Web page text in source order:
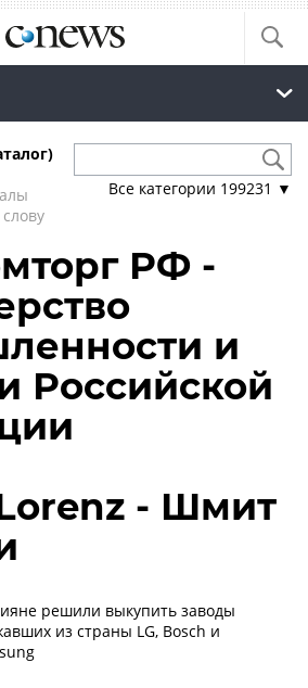
Все категории 199231 ▼
РФ -
и
Российской
- Шмит
решили выкупить заводы
из страны LG, Bosch и